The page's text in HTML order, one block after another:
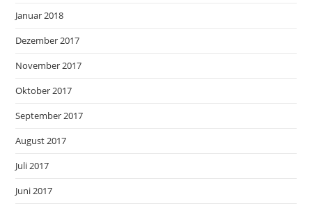
Januar 2018
Dezember 2017
November 2017
Oktober 2017
September 2017
August 2017
Juli 2017
Juni 2017